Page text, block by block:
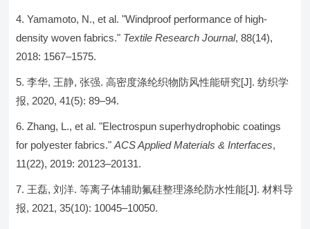
Yamamoto, N., et al. "Windproof performance of high-
density woven fabrics." Textile Research Journal, 88(14),
2018: 1567–1575.
李华, 王静, 张强. 高密度涤纶织物防风性能研究[J]. 纺织学
报, 2020, 41(5): 89–94.
Zhang, L., et al. "Electrospun superhydrophobic coatings
for polyester fabrics."ACS Applied Materials & Interfaces,
11(22), 2019: 20123–20131.
王磊, 刘洋. 等离子体辅助氟硅整理涤纶防水性能[J]. 材料导
报, 2021, 35(10): 10045–10050.